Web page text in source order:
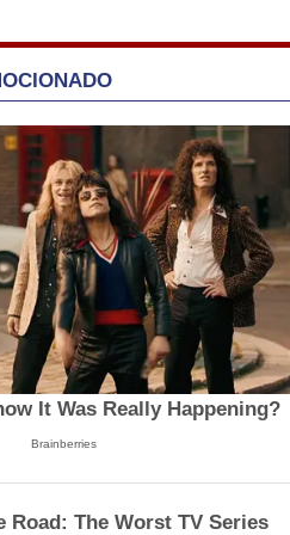
It Was Really Happening?
Brainberries
Road: The Worst TV Series